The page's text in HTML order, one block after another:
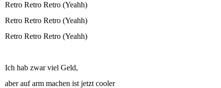
Retro Retro Retro (Yeahh)
Retro Retro Retro (Yeahh)
Retro Retro Retro (Yeahh)
Ich hab zwar viel Geld,
aber auf arm machen ist jetzt cooler